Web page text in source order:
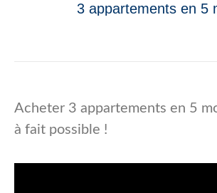
3 appartements en 5
Acheter 3 appartements en 5
à fait possible !